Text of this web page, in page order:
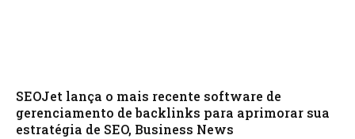
SEOJet lança o mais recente software de
gerenciamento de backlinks para aprimorar sua
estratégia de SEO, Business News